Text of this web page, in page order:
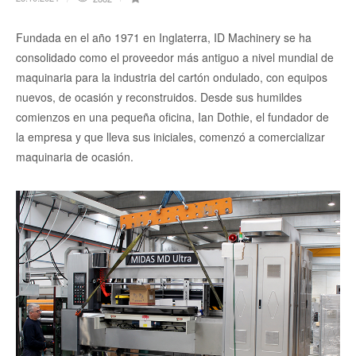
Fundada en el año 1971 en Inglaterra, ID Machinery se ha
consolidado como el proveedor más antiguo a nivel mundial de
maquinaria para la industria del cartón ondulado, con equipos
nuevos, de ocasión y reconstruidos. Desde sus humildes
comienzos en una pequeña oficina, Ian Dothie, el fundador de
la empresa y que lleva sus iniciales, comenzó a comercializar
maquinaria de ocasión.